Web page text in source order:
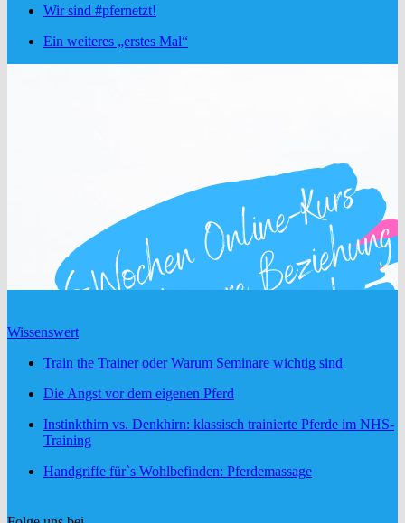
Wir sind #pfernetzt!
Ein weiteres „erstes Mal“
Wissenswert
Train the Trainer oder Warum Seminare wichtig sind
Die Angst vor dem eigenen Pferd
Instinkthirn vs. Denkhirn: klassisch trainierte Pferde im NHS-
Training
Handgriffe für`s Wohlbefinden: Pferdemassage